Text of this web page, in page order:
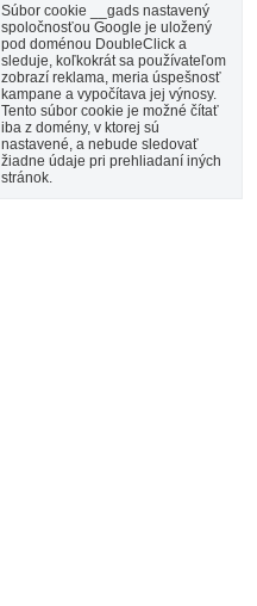
Súbor cookie __gads nastavený
spoločnosťou Google je uložený
pod doménou DoubleClick a
sleduje, koľkokrát sa používateľom
zobrazí reklama, meria úspešnosť
kampane a vypočítava jej výnosy.
Tento súbor cookie je možné čítať
iba z domény, v ktorej sú
nastavené, a nebude sledovať
žiadne údaje pri prehliadaní iných
stránok.